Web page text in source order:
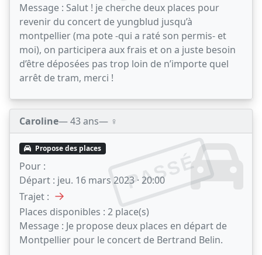
Message : Salut ! je cherche deux places pour
revenir du concert de yungblud jusqu’à
montpellier (ma pote -qui a raté son permis- et
moi), on participera aux frais et on a juste besoin
d’être déposées pas trop loin de n’importe quel
arrêt de tram, merci !
Caroline— 43 ans— ♀️
PASSÉ
Propose des places
Pour :
Départ : jeu. 16 mars 2023 · 20:00
Trajet : →
Places disponibles : 2 place(s)
Message : Je propose deux places en départ de
Montpellier pour le concert de Bertrand Belin.